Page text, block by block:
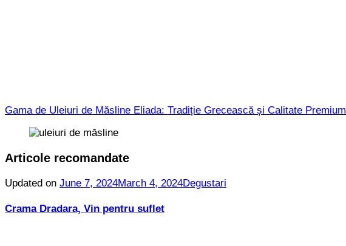
Gama de Uleiuri de Măsline Eliada: Tradiție Grecească și Calitate Premium
Articole recomandate
Updated on June 7, 2024March 4, 2024Degustari
Crama Dradara, Vin pentru suflet